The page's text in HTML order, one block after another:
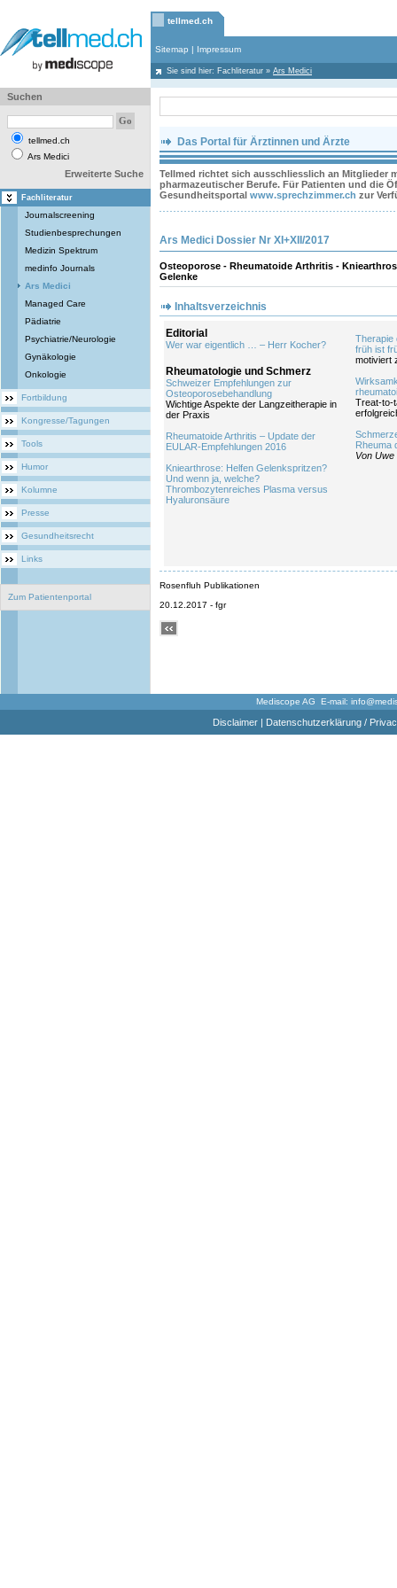
tellmed.ch
Sitemap | Impressum
Sie sind hier: Fachliteratur » Ars Medici
Suchen
tellmed.ch
Ars Medici
Erweiterte Suche
Fachliteratur
Journalscreening
Studienbesprechungen
Medizin Spektrum
medinfo Journals
Ars Medici
Managed Care
Pädiatrie
Psychiatrie/Neurologie
Gynäkologie
Onkologie
Fortbildung
Kongresse/Tagungen
Tools
Humor
Kolumne
Presse
Gesundheitsrecht
Links
Zum Patientenportal
Das Portal für Ärztinnen und Ärzte
Tellmed richtet sich ausschliesslich an Mitglieder
pharmazeutischer Berufe. Für Patienten und die
Gesundheitsportal www.sprechzimmer.ch zur
Ars Medici Dossier Nr XI+XII/2017
Osteoporose - Rheumatoide Arthritis -
Gelenke
Inhaltsverzeichnis
Editorial
Wer war eigentlich … – Herr Kocher?
Rheumatologie und Schmerz
Schweizer Empfehlungen zur
Osteoporosebehandlung
Wichtige Aspekte der Langzeitherapie in
der Praxis
Rheumatoide Arthritis – Update der
EULAR-Empfehlungen 2016
Kniearthrose: Helfen Gelenkspritzen?
Und wenn ja, welche?
Thrombozytenreiches Plasma versus
Hyaluronsäure
Therapie
früh ist
motiviert
Treat-to-
Rheuma
Von
Rosenfluh Publikationen
20.12.2017 - fgr
Mediscope AG E-mail:
Disclaimer| Datenschutzerklärung /